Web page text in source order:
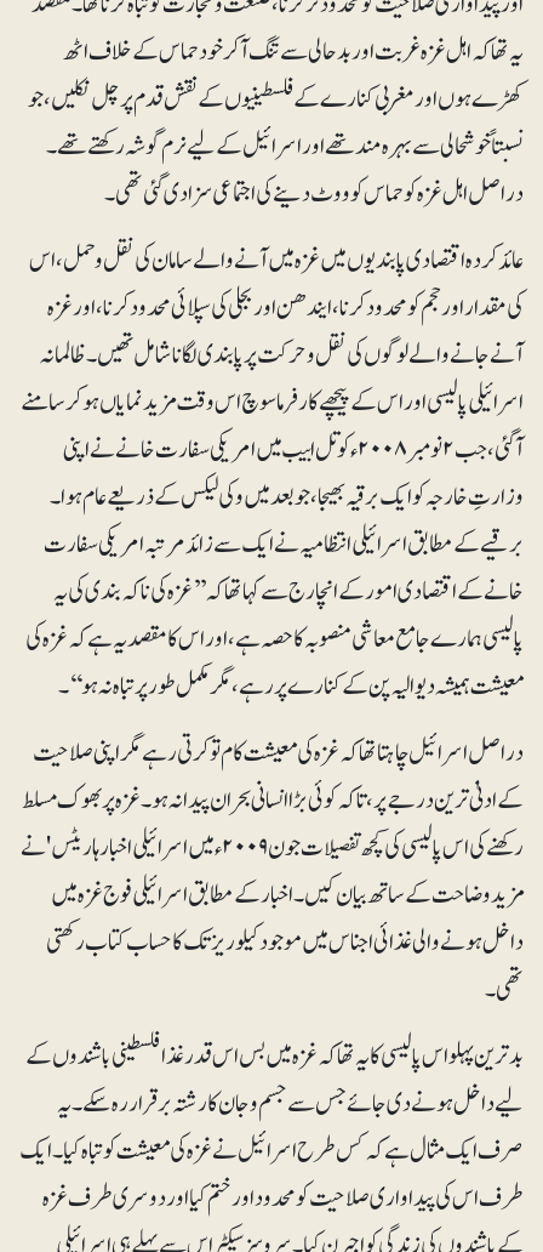
یہ تھا کہ اہل غزہ غربت اور بدحالی سے تنگ آ کر خود حماس کے خلاف اٹھ
کھڑے ہوں اور مغربی کنارے کے فلسطینیوں کے نقش قدم پر چل نکلیں، جو
نسبتاً خوشحالی سے بہرہ مند تھے اور اسرائیل کے لیے نرم گوشہ رکھتے تھے۔
دراصل اہل غزہ کو حماس کو ووٹ دینے کی اجتماعی سزا دی گئی تھی۔
عائد کردہ اقتصادی پابندیوں میں غزہ میں آنے والے سامان کی نقل و حمل، اس
کی مقدار اور حجم کو محدود کرنا، ایندھن اور بجلی کی سپلائی محدود کرنا، اور غزہ
آنے جانے والے لوگوں کی نقل و حرکت پر پابندی لگانا شامل تھیں۔ ظالمانہ
اسرائیلی پالیسی اور اس کے پیچھے کار فرما سوچ اس وقت مزید نمایاں ہوکر سامنے
آگئی، جب ۲ نومبر ۲۰۰۸ء کو تل ابیب میں امریکی سفارت خانے نے اپنی
وزارتِ خارجہ کو ایک برقیہ بھیجا، جو بعد میں وکی لیکس کے ذریعے عام ہوا۔
برقیے کے مطابق اسرائیلی انتظامیہ نے ایک سے زائد مرتبہ امریکی سفارت
خانے کے اقتصادی امور کے انچارج سے کہا تھا کہ ’’غزہ کی ناکہ بندی کی یہ
پالیسی ہمارے جامع معاشی منصوبہ کا حصہ ہے، اور اس کا مقصد یہ ہے کہ غزہ کی
معیشت ہمیشہ دیوالیہ پن کے کنارے پر رہے، مگر مکمل طور پر تباہ نہ ہو‘‘۔
در اصل اسرائیل چاہتا تھا کہ غزہ کی معیشت کام تو کرتی رہے مگر اپنی صلاحیت
کے ادنیٰ ترین درجے پر، تاکہ کوئی بڑا انسانی بحران پیدا نہ ہو۔ غزہ پر بھوک مسلط
رکھنے کی اس پالیسی کی کچھ تفصیلات جون ۲۰۰۹ء میں اسرائیلی اخبار ہاریٹس' نے
مزید وضاحت کے ساتھ بیان کیں۔ اخبار کے مطابق اسرائیلی فوج غزہ میں
داخل ہونے والی غذائی اجناس میں موجود کیلوریز تک کا حساب کتاب رکھتی
تھی۔
بدترین پہلو اس پالیسی کا یہ تھا کہ غزہ میں بس اس قدر غذا فلسطینی باشندوں کے
لیے داخل ہونے دی جائے جس سے جسم و جان کا رشتہ برقرار رہ سکے۔ یہ
صرف ایک مثال ہے کہ کس طرح اسرائیل نے غزہ کی معیشت کو تباہ کیا۔ ایک
طرف اس کی پیداواری صلاحیت کو محدود اور ختم کیا اور دوسری طرف غزہ